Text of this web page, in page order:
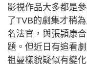
影視作品大多都是
了TVB的劇集才稍
名法官，與張頴康
題。但近日有追看
祖曼樣貌疑似有變